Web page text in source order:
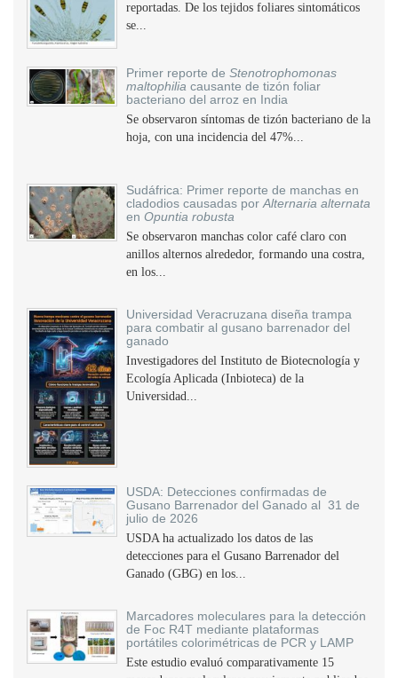
reportadas. De los tejidos foliares sintomáticos
se...
Primer reporte de Stenotrophomonas
maltophilia causante de tizón foliar
bacteriano del arroz en India
Se observaron síntomas de tizón bacteriano de la
hoja, con una incidencia del 47%...
Sudáfrica: Primer reporte de manchas en
cladodios causadas por Alternaria alternata
en Opuntia robusta
Se observaron manchas color café claro con
anillos alternos alrededor, formando una costra,
en los...
Universidad Veracruzana diseña trampa
para combatir al gusano barrenador del
ganado
Investigadores del Instituto de Biotecnología y
Ecología Aplicada (Inbioteca) de la
Universidad...
USDA: Detecciones confirmadas de
Gusano Barrenador del Ganado al 31 de
julio de 2026
USDA ha actualizado los datos de las
detecciones para el Gusano Barrenador del
Ganado (GBG) en los...
Marcadores moleculares para la detección
de Foc R4T mediante plataformas
portátiles colorimétricas de PCR y LAMP
Este estudio evaluó comparativamente 15